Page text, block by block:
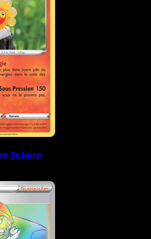
Solaire